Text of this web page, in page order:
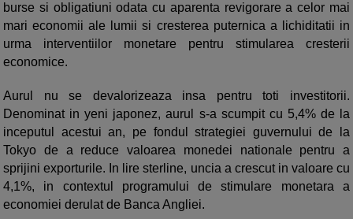
burse si obligatiuni odata cu aparenta revigorare a celor mai
mari economii ale lumii si cresterea puternica a lichiditatii in
urma interventiilor monetare pentru stimularea cresterii
economice.
Aurul nu se devalorizeaza insa pentru toti investitorii.
Denominat in yeni japonez, aurul s-a scumpit cu 5,4% de la
inceputul acestui an, pe fondul strategiei guvernului de la
Tokyo de a reduce valoarea monedei nationale pentru a
sprijini exporturile. In lire sterline, uncia a crescut in valoare cu
4,1%, in contextul programului de stimulare monetara a
economiei derulat de Banca Angliei.